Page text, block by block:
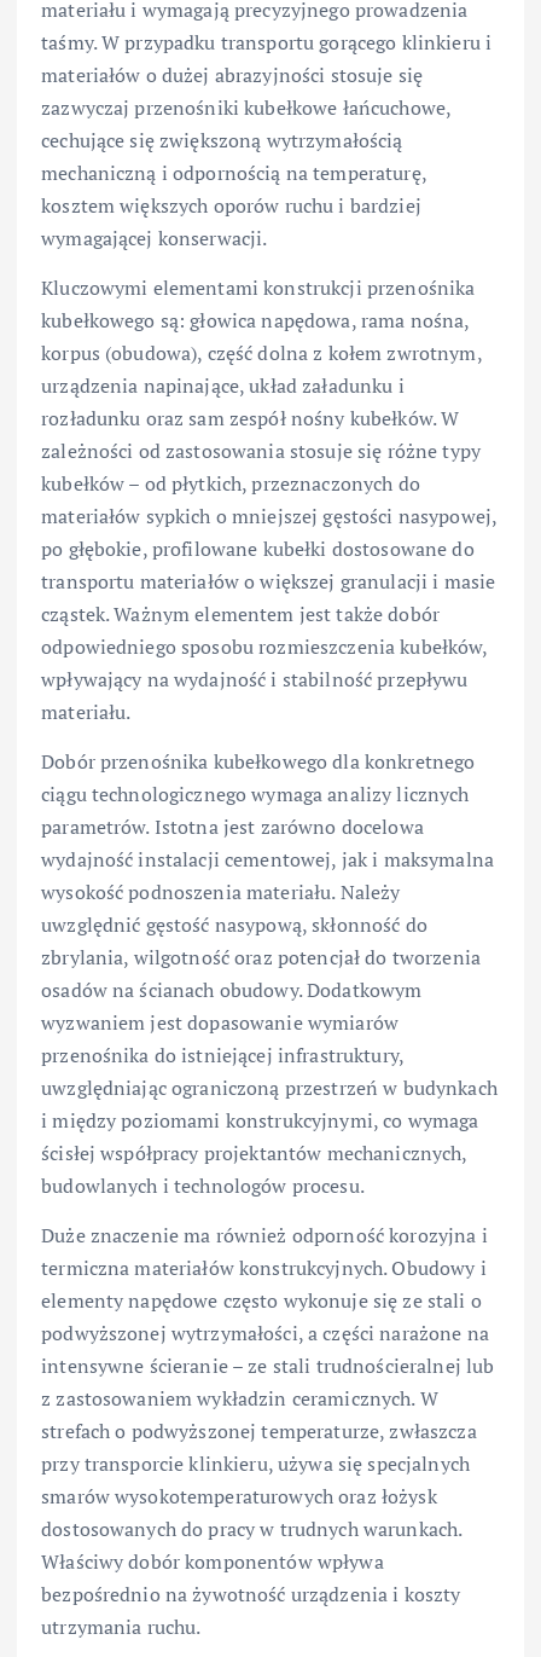
materiału i wymagają precyzyjnego prowadzenia
taśmy. W przypadku transportu gorącego klinkieru i
materiałów o dużej abrazyjności stosuje się
zazwyczaj przenośniki kubełkowe łańcuchowe,
cechujące się zwiększoną wytrzymałością
mechaniczną i odpornością na temperaturę,
kosztem większych oporów ruchu i bardziej
wymagającej konserwacji.
Kluczowymi elementami konstrukcji przenośnika
kubełkowego są: głowica napędowa, rama nośna,
korpus (obudowa), część dolna z kołem zwrotnym,
urządzenia napinające, układ załadunku i
rozładunku oraz sam zespół nośny kubełków. W
zależności od zastosowania stosuje się różne typy
kubełków – od płytkich, przeznaczonych do
materiałów sypkich o mniejszej gęstości nasypowej,
po głębokie, profilowane kubełki dostosowane do
transportu materiałów o większej granulacji i masie
cząstek. Ważnym elementem jest także dobór
odpowiedniego sposobu rozmieszczenia kubełków,
wpływający na wydajność i stabilność przepływu
materiału.
Dobór przenośnika kubełkowego dla konkretnego
ciągu technologicznego wymaga analizy licznych
parametrów. Istotna jest zarówno docelowa
wydajność instalacji cementowej, jak i maksymalna
wysokość podnoszenia materiału. Należy
uwzględnić gęstość nasypową, skłonność do
zbrylania, wilgotność oraz potencjał do tworzenia
osadów na ścianach obudowy. Dodatkowym
wyzwaniem jest dopasowanie wymiarów
przenośnika do istniejącej infrastruktury,
uwzględniając ograniczoną przestrzeń w budynkach
i między poziomami konstrukcyjnymi, co wymaga
ścisłej współpracy projektantów mechanicznych,
budowlanych i technologów procesu.
Duże znaczenie ma również odporność korozyjna i
termiczna materiałów konstrukcyjnych. Obudowy i
elementy napędowe często wykonuje się ze stali o
podwyższonej wytrzymałości, a części narażone na
intensywne ścieranie – ze stali trudnościeralnej lub
z zastosowaniem wykładzin ceramicznych. W
strefach o podwyższonej temperaturze, zwłaszcza
przy transporcie klinkieru, używa się specjalnych
smarów wysokotemperaturowych oraz łożysk
dostosowanych do pracy w trudnych warunkach.
Właściwy dobór komponentów wpływa
bezpośrednio na żywotność urządzenia i koszty
utrzymania ruchu.